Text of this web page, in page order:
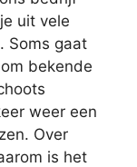
uit vele
Soms gaat
bekende
weer een
Over
is het